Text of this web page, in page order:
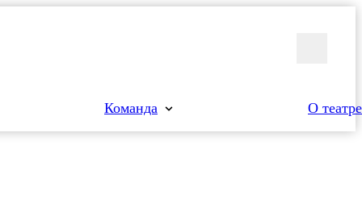
Команда О театре